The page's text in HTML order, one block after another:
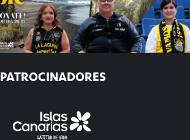
PATROCINADORES